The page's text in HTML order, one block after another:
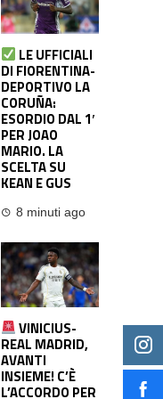
LE UFFICIALI
DI FIORENTINA-
DEPORTIVO LA
CORUÑA:
ESORDIO DAL 1′
PER JOAO
MARIO. LA
SCELTA SU
KEAN E GUS
8 minuti ago
VINICIUS-
REAL MADRID,
AVANTI
INSIEME! C’È
L’ACCORDO PER